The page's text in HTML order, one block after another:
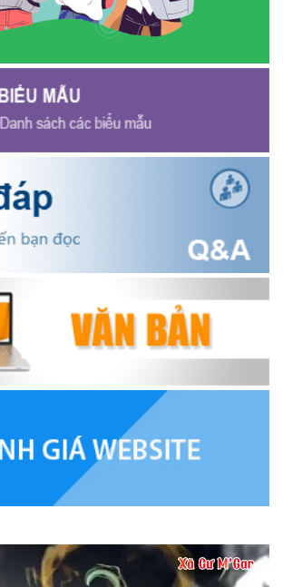
CƯ M’GAR ĐẠI DIỆN TỈNH ĐẮK LẮK QUẢNG
TẠI TUẦN LỄ NÔNG SẢN VÀ SẢN PHẨM
HÒA NĂM 2026
và các tầng lớp Nhân dân xã Cư M'gar tích
ngày hội hiến máu tình nguyện đợt II năm
THI TRỰC TUYẾN CỦA HỘI NÔNG DÂN XÃ
TRI THỨC, VỮNG BƯỚC CÙNG NÔNG
NHIỆM VỤ TÌM KIẾM, QUY TẬP VÀ XÁC ĐỊNH
NỮ XÃ THĂM, TẶNG QUÀ CÁC GIA ĐÌNH
NGÀY THƯƠNG BINH - LIỆT SĨ 27/7